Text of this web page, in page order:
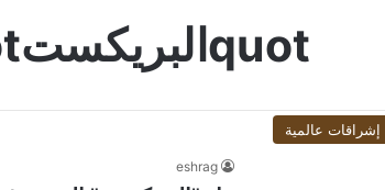
quotالبريكستquot
إشراقات عالمية
eshrag